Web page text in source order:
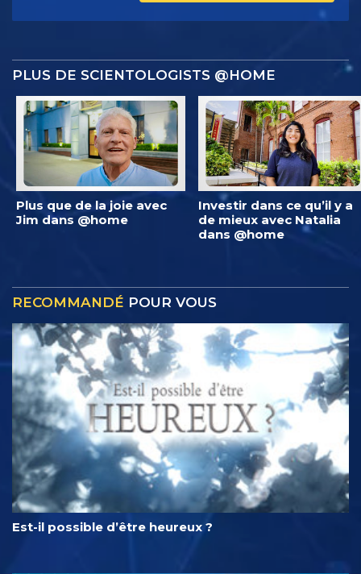
PLUS DE SCIENTOLOGISTS @HOME
Plus que de la joie avec
Jim dans @home
Investir dans ce qu’il y a
de mieux avec Natalia
dans @home
RECOMMANDÉ POUR VOUS
Est-il possible d’être heureux ?